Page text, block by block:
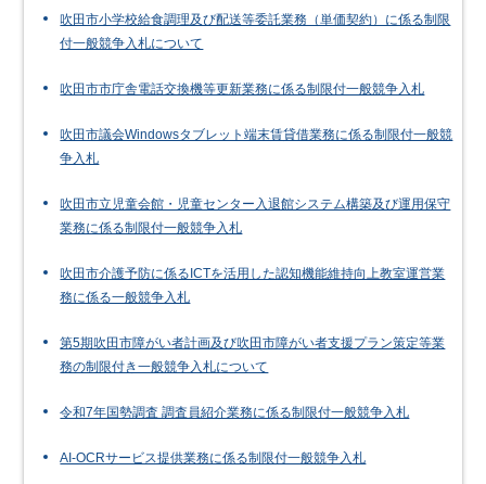
吹田市小学校給食調理及び配送等委託業務（単価契約）に係る制限
付一般競争入札について
吹田市市庁舎電話交換機等更新業務に係る制限付一般競争入札
吹田市議会Windowsタブレット端末賃貸借業務に係る制限付一般競
争入札
吹田市立児童会館・児童センター入退館システム構築及び運用保守
業務に係る制限付一般競争入札
吹田市介護予防に係るICTを活用した認知機能維持向上教室運営業
務に係る一般競争入札
第5期吹田市障がい者計画及び吹田市障がい者支援プラン策定等業
務の制限付き一般競争入札について
令和7年国勢調査 調査員紹介業務に係る制限付一般競争入札
AI-OCRサービス提供業務に係る制限付一般競争入札